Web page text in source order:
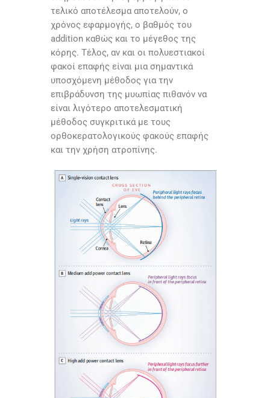
τελικό αποτέλεσμα αποτελούν, ο
χρόνος εφαρμογής, ο βαθμός του
addition καθώς και το μέγεθος της
κόρης. Τέλος, αν και οι πολυεστιακοί
φακοί επαφής είναι μια σημαντικά
υποσχόμενη μέθοδος για την
επιβράδυνση της μυωπίας πιθανόν να
είναι λιγότερο αποτελεσματική
μέθοδος συγκριτικά με τους
ορθοκερατολογικούς φακούς επαφής
και την χρήση ατροπίνης.